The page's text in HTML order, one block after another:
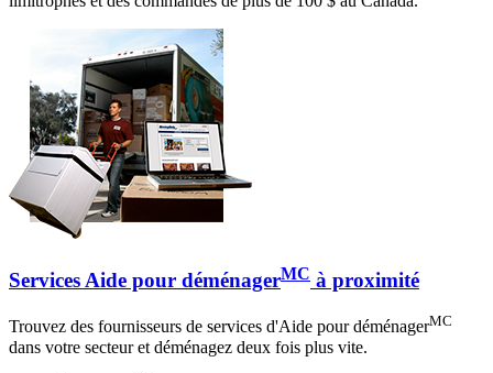
Services Aide pour déménagerMC à proximité
Trouvez des fournisseurs de services d'Aide pour déménagerMC
dans votre secteur et déménagez deux fois plus vite.